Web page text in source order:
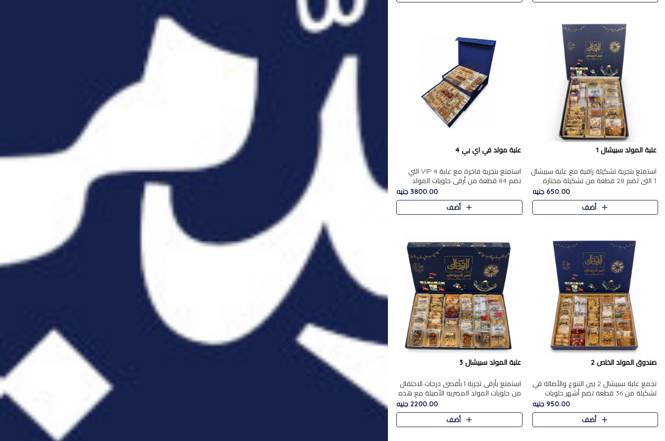
علبة المولد سبيشال 1
استمتع بتجربة تشكيلة راقية مع علبة سبيشال
1 التي تضم 28 قطعة من تشكيلة مختارة
بعناية من أفخر حلويات المولد المصرية
الأصلية الشرقية. تحتوي ال..
650.00 جنيه
أضف
علبة مولد في اي بي 4
استمتع بتجربة فاخرة مع علبة VIP 4 التي
تضم 84 قطعة من أرقى حلويات المولد
الشرقية، في تشكيلة غنية تجمع بين الحلويات
التقليدية والمكسرات الفاخرة. تحتوي العلبة
3800.00 جنيه
أضف
صندوق المولد الخاص 2
تجمع علبة سبيشال 2 بين التنوع والأصالة في
تشكيلة من 36 قطعة تضم أشهر حلويات
المولد الشرقية. تحتوي العلبة على الجزرية
بالفول، والجزرية بالبن..
950.00 جنيه
أضف
علبة المولد سبيشال 3
استمتع بأرقى تجربة ا بأقصى درجات الاحتفال
من حلويات المولد المصريه الأصيلة مع هذه
الفخامة مع علبة سبيشال 3 التي تضم 56
قطعة من تشكيلة استثن..
2200.00 جنيه
أضف